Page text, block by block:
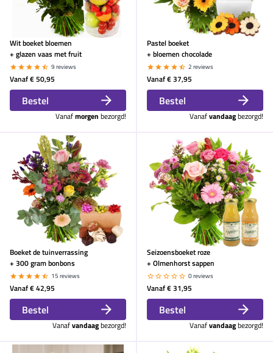
Wit boeket bloemen
+ glazen vaas met fruit
9 reviews
Vanaf€ 50,95
Bestel
Vanafmorgen bezorgd!
Pastel boeket
+ bloemen chocolade
2 reviews
Vanaf€ 37,95
Bestel
Vanafvandaagbezorgd!
Boeket de tuinverrassing
+ 300 gram bonbons
15 reviews
Vanaf€ 42,95
Bestel
Vanafvandaagbezorgd!
Seizoensboeket roze
+ Olmenhorst sappen
0 reviews
Vanaf€ 31,95
Bestel
Vanafvandaagbezorgd!